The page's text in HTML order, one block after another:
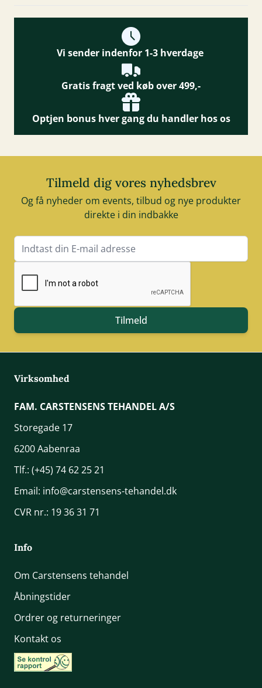
Vi sender indenfor 1-3 hverdage
Gratis fragt ved køb over 499,-
Optjen bonus hver gang du handler hos os
Tilmeld dig vores nyhedsbrev
Og få nyheder om events, tilbud og nye produkter
direkte i din indbakke
E-mail adresse
Tilmeld
Virksomhed
FAM. CARSTENSENS TEHANDEL A/S
Storegade 17
6200 Aabenraa
Tlf.: (+45) 74 62 25 21
Email: info@carstensens-tehandel.dk
CVR nr.: 19 36 31 71
Info
Om Carstensens tehandel
Åbningstider
Ordrer og returneringer
Kontakt os